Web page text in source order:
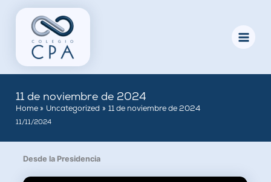
11 de noviembre de 2024
Home Uncategorized 11 de noviembre de 2024
11/11/2024
Desde la Presidencia